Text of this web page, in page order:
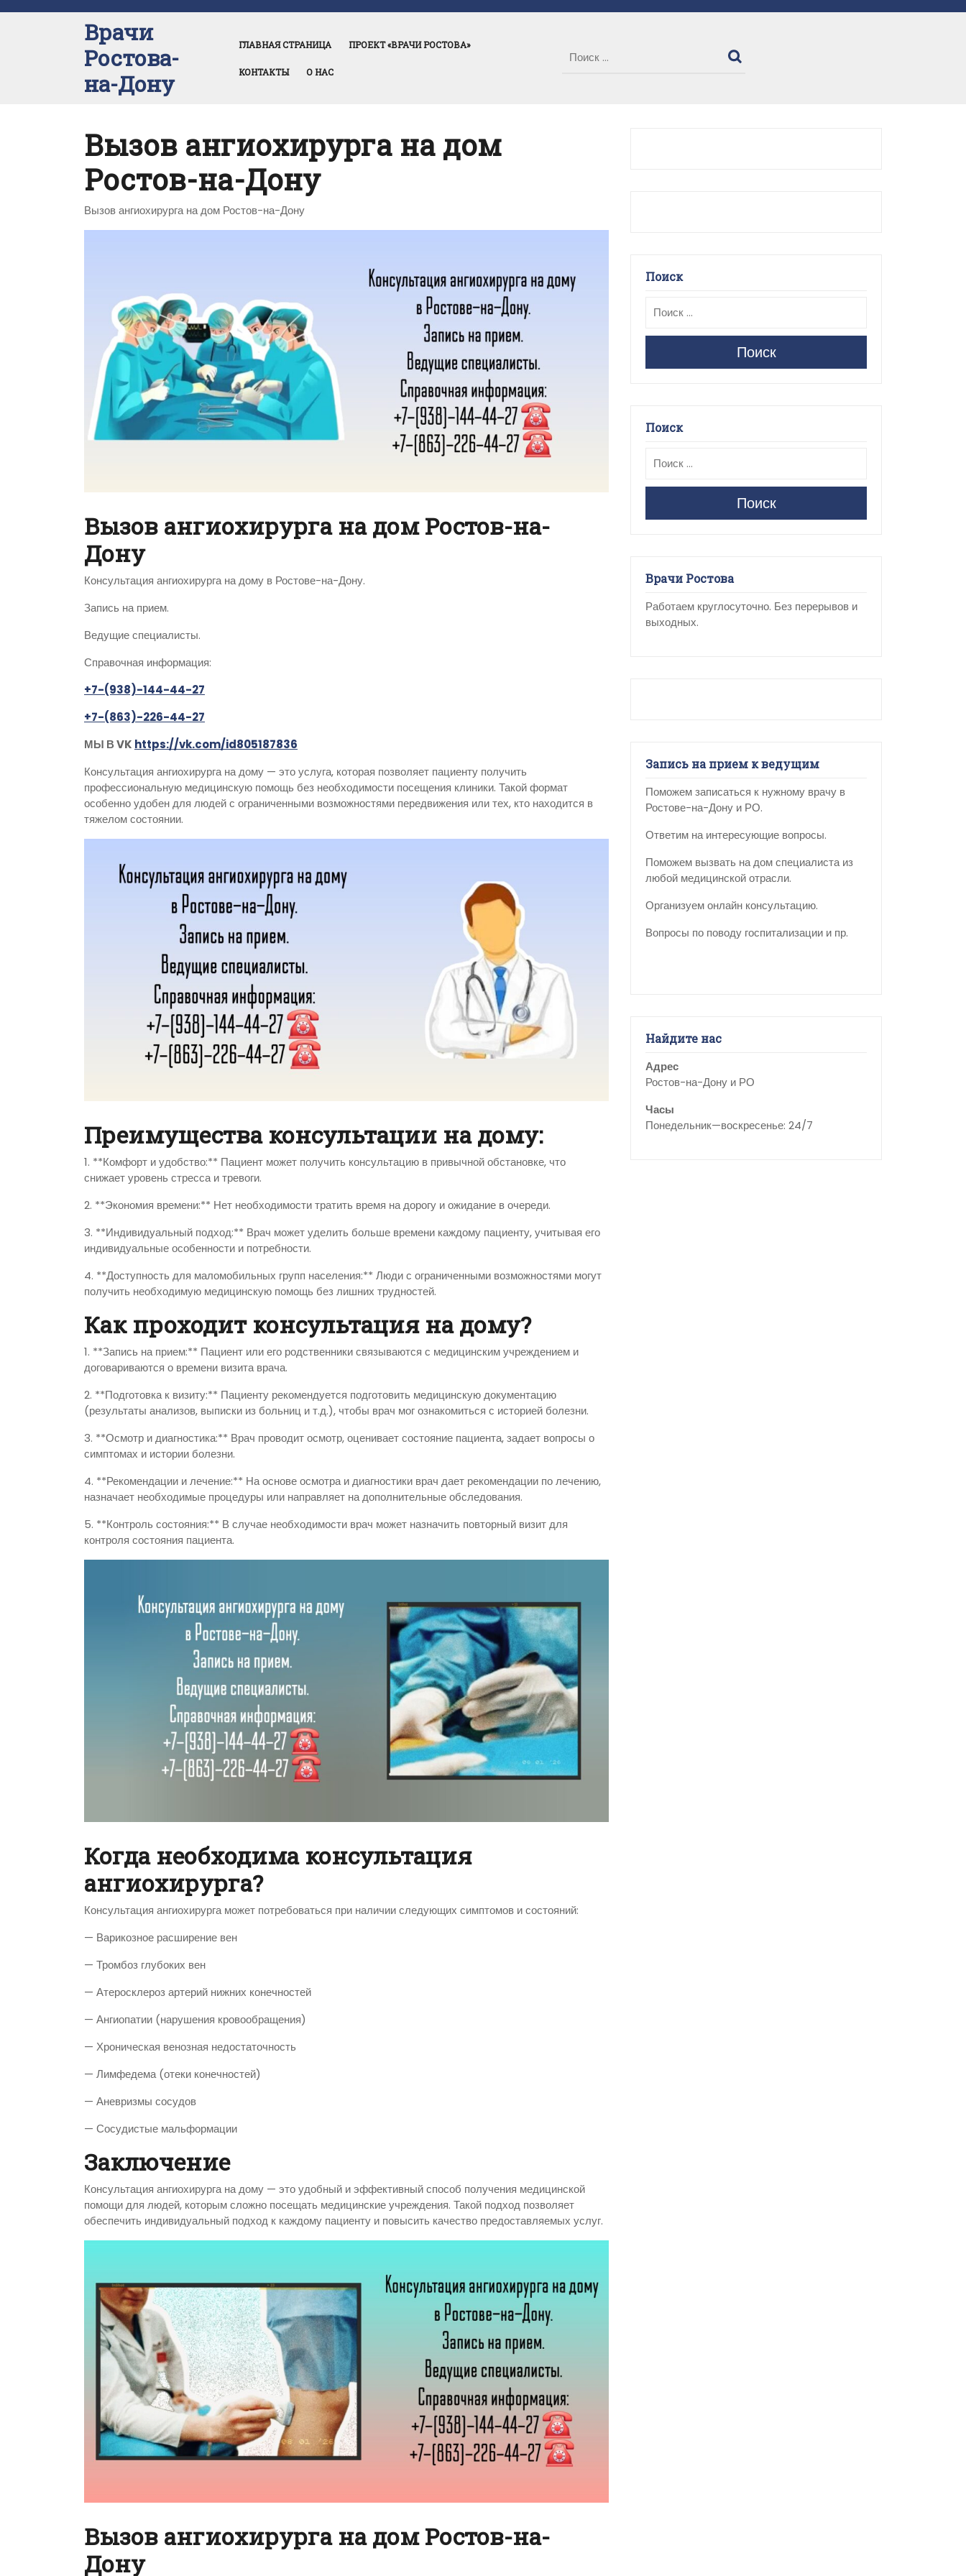
Врачи
Ростова-
на-Дону
ГЛАВНАЯ СТРАНИЦА ПРОЕКТ «ВРАЧИ РОСТОВА»
КОНТАКТЫ О НАС
Вызов ангиохирурга на дом
Ростов-на-Дону
Вызов ангиохирурга на дом Ростов-на-Дону
Вызов ангиохирурга на дом Ростов-на-
Дону
Консультация ангиохирурга на дому в Ростове-на-Дону.
Запись на прием.
Ведущие специалисты.
Справочная информация:
+7-(938)-144-44-27
+7-(863)-226-44-27
МЫ В VK https://vk.com/id805187836
Консультация ангиохирурга на дому — это услуга, которая позволяет пациенту получить
профессиональную медицинскую помощь без необходимости посещения клиники. Такой формат
особенно удобен для людей с ограниченными возможностями передвижения или тех, кто находится в
тяжелом состоянии.
Преимущества консультации на дому:
1. **Комфорт и удобство:** Пациент может получить консультацию в привычной обстановке, что
снижает уровень стресса и тревоги.
2. **Экономия времени:** Нет необходимости тратить время на дорогу и ожидание в очереди.
3. **Индивидуальный подход:** Врач может уделить больше времени каждому пациенту, учитывая его
индивидуальные особенности и потребности.
4. **Доступность для маломобильных групп населения:** Люди с ограниченными возможностями могут
получить необходимую медицинскую помощь без лишних трудностей.
Как проходит консультация на дому?
1. **Запись на прием:** Пациент или его родственники связываются с медицинским учреждением и
договариваются о времени визита врача.
2. **Подготовка к визиту:** Пациенту рекомендуется подготовить медицинскую документацию
(результаты анализов, выписки из больниц и т.д.), чтобы врач мог ознакомиться с историей болезни.
3. **Осмотр и диагностика:** Врач проводит осмотр, оценивает состояние пациента, задает вопросы о
симптомах и истории болезни.
4. **Рекомендации и лечение:** На основе осмотра и диагностики врач дает рекомендации по лечению,
назначает необходимые процедуры или направляет на дополнительные обследования.
5. **Контроль состояния:** В случае необходимости врач может назначить повторный визит для
контроля состояния пациента.
Когда необходима консультация
ангиохирурга?
Консультация ангиохирурга может потребоваться при наличии следующих симптомов и состояний:
— Варикозное расширение вен
— Тромбоз глубоких вен
— Атеросклероз артерий нижних конечностей
— Ангиопатии (нарушения кровообращения)
— Хроническая венозная недостаточность
— Лимфедема (отеки конечностей)
— Аневризмы сосудов
— Сосудистые мальформации
Заключение
Консультация ангиохирурга на дому — это удобный и эффективный способ получения медицинской
помощи для людей, которым сложно посещать медицинские учреждения. Такой подход позволяет
обеспечить индивидуальный подход к каждому пациенту и повысить качество предоставляемых услуг.
Вызов ангиохирурга на дом Ростов-на-
Дону
Поиск
Поиск
Поиск
Поиск
Врачи Ростова
Работаем круглосуточно. Без перерывов и
выходных.
Запись на прием к ведущим
Поможем записаться к нужному врачу в
Ростове-на-Дону и РО.
Ответим на интересующие вопросы.
Поможем вызвать на дом специалиста из
любой медицинской отрасли.
Организуем онлайн консультацию.
Вопросы по поводу госпитализации и пр.
Найдите нас
Адрес
Ростов-на-Дону и РО
Часы
Понедельник—воскресенье: 24/7